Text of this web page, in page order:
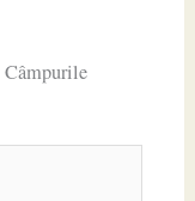
Câmpurile